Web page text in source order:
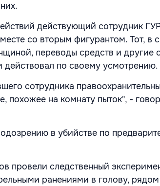
действующий сотрудник
со вторым фигурантом. Тот, в
переводы средств и другие
действовал по своему усмотрению.
сотрудника
похожее на комнату пыток", -
в убийстве по
провели следственный
ранениями в голову, рядом